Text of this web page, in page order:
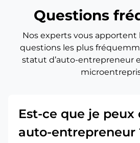
Questions
Nos experts vous apportent
questions les plus
statut d’auto-entrepreneur
Est-ce que je peux
auto-entrepreneur